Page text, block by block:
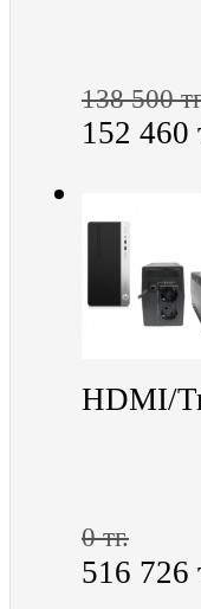
138 500
152 460
HDMI/
0 тг.
516 726